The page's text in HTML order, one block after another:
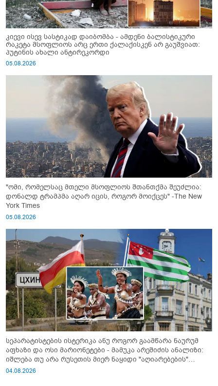
კიევი ისევ სასტიკად დაიბომბა - ამდენი ბალისტიკური
რაკეტა მსოფლიოს არც ერთი ქალაქისკენ არ გაუშვიათ:
პუტინის ახალი ანტირეკორდი
05.08.2026
"ომი, რომელსაც მთელი მსოფლიოს შთანთქმა შეუძლია:
დონალდ ტრამპმა აღარ იცის, როგორ მოიქცეს" -The New
York Times
05.08.2026
სეპარატისტების ისტერიკა ანუ როგორ გაამწარა ნაურუმ
აფხაზი და ოსი მარიონეტები - მამუკა არეშიძის ანალიზი:
იშლება თუ არა რუსეთის მიერ ნაყიდი "აღიარებების"
სისტემა?!
04.08.2026